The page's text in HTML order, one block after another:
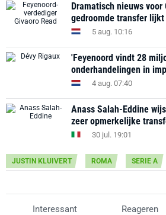
Dramatisch nieuws voor
gedroomde transfer
5 aug. 10:16
'Feyenoord vindt 28
onderhandelingen in
4 aug. 07:40
Anass Salah-Eddine
zeer opmerkelijke
30 jul. 19:01
JUSTIN KLUIVERT ROMA SERIE A
Interessant Reageren